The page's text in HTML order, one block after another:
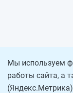
Мы используем
работы сайта, а